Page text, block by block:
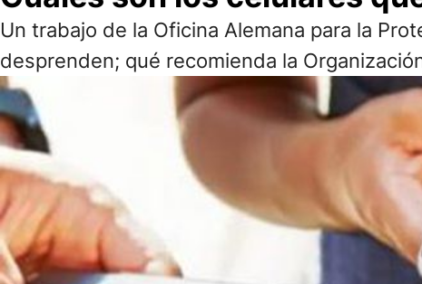
Un trabajo de la Oficina Alemana para la
desprenden; qué recomienda la